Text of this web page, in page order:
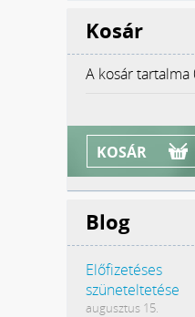
Kosár
A kosár tartalma
KOSÁR
Blog
szüneteltetése
augusztus 15.